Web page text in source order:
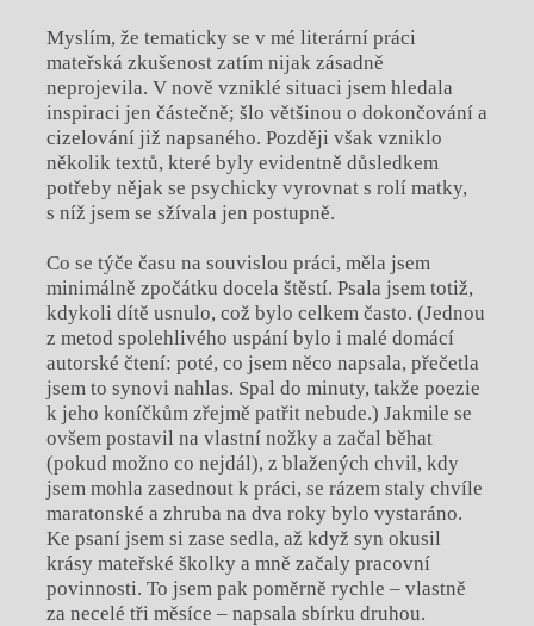
Myslím, že tematicky se v mé literární práci
mateřská zkušenost zatím nijak zásadně
neprojevila. V nově vzniklé situaci jsem hledala
inspiraci jen částečně; šlo většinou o dokončování a
cizelování již napsaného. Později však vzniklo
několik textů, které byly evidentně důsledkem
potřeby nějak se psychicky vyrovnat s rolí matky,
s níž jsem se sžívala jen postupně.
Co se týče času na souvislou práci, měla jsem
minimálně zpočátku docela štěstí. Psala jsem totiž,
kdykoli dítě usnulo, což bylo celkem často. (Jednou
z metod spolehlivého uspání bylo i malé domácí
autorské čtení: poté, co jsem něco napsala, přečetla
jsem to synovi nahlas. Spal do minuty, takže poezie
k jeho koníčkům zřejmě patřit nebude.) Jakmile se
ovšem postavil na vlastní nožky a začal běhat
(pokud možno co nejdál), z blažených chvil, kdy
jsem mohla zasednout k práci, se rázem staly chvíle
maratonské a zhruba na dva roky bylo vystaráno.
Ke psaní jsem si zase sedla, až když syn okusil
krásy mateřské školky a mně začaly pracovní
povinnosti. To jsem pak poměrně rychle – vlastně
za necelé tři měsíce – napsala sbírku druhou.